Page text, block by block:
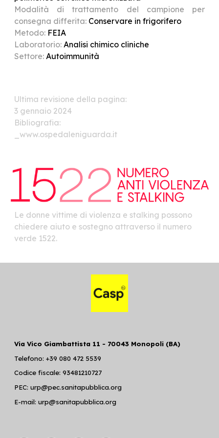
Modalità di trattamento del campione per
consegna differita: Conservare in frigorifero
Metodo: FEIA
Laboratorio:Analisi chimico cliniche
Settore:Autoimmunità
Ultima revisione della pagina:
3 gennaio 2024
Bibliografia:
_www.ospedaleniguarda.it
Le donne vittime di violenza e stalking possono
chiedere aiuto e sostegno attraverso il numero
verde 1522.
Via Vico Giambattista 11 - 70043 Monopoli (BA)
Telefono: +39 080 472 5539
Codice fiscale: 93481210727
PEC: urp@pec.sanitapubblica.org
E-mail: urp@sanitapubblica.org